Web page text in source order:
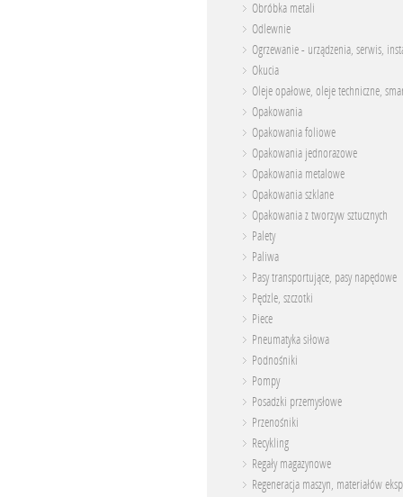
Obróbka metali
Odlewnie
Ogrzewanie - urządzenia, serwis,
Okucia
Oleje opałowe, oleje techniczne,
Opakowania
Opakowania foliowe
Opakowania jednorazowe
Opakowania metalowe
Opakowania szklane
Opakowania z tworzyw sztucznych
Palety
Paliwa
Pasy transportujące, pasy napędowe
Pędzle, szczotki
Piece
Pneumatyka siłowa
Podnośniki
Pompy
Posadzki przemysłowe
Przenośniki
Recykling
Regały magazynowe
Regeneracja maszyn, materiałów